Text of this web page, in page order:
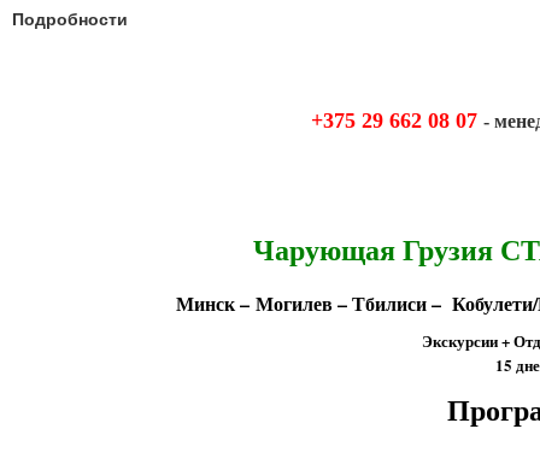
Подробности
+375 29 662 08 07 -
Чарующая Грузия
Минск – Могилев – Тбилиси – Кобулети/
Экскурсии +
15